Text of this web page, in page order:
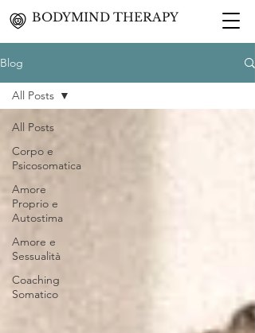
BODYMIND THERAPY
Blog
All Posts
Corpo e
Psicosomatica
Amore
Proprio e
Autostima
Amore e
Sessualità
Coaching
Somatico
All Posts